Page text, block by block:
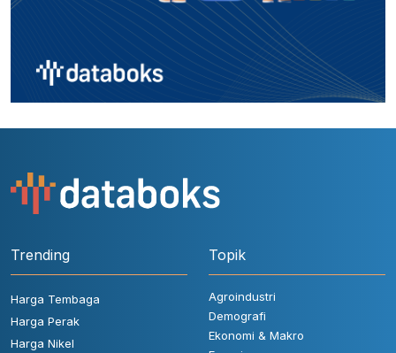
Trending
Harga Tembaga
Harga Perak
Harga Nikel
Topik
Agroindustri
Demografi
Ekonomi & Makro